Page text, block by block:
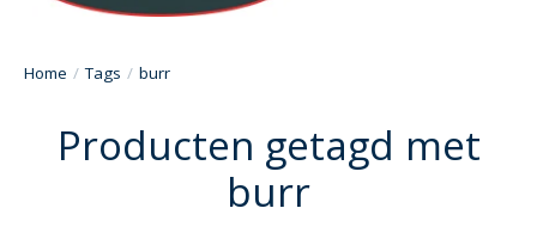
Home / Tags / burr
Producten getagd met
burr